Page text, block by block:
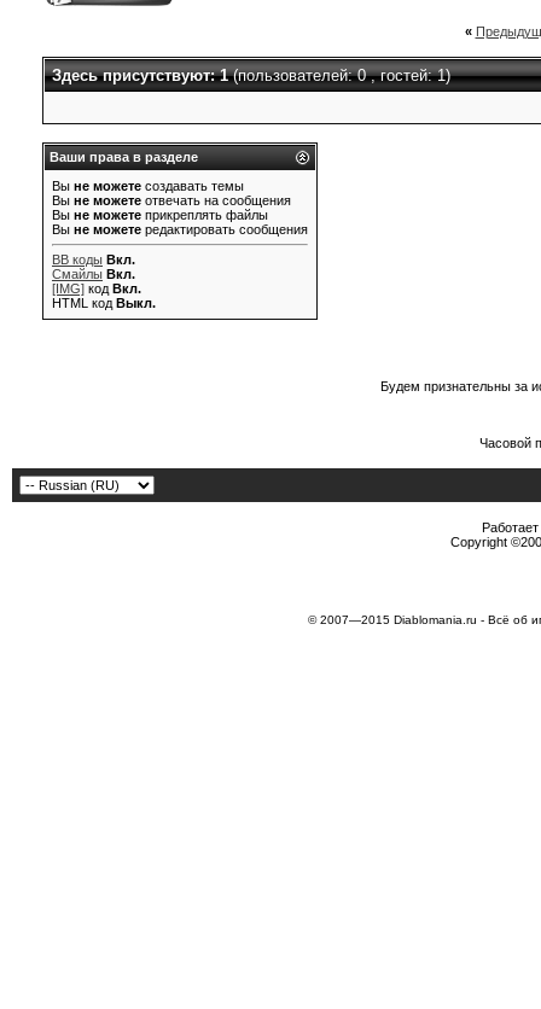
«
Здесь присутствуют: 1(пользователей: 0 , гостей: 1)
Ваши права в разделе
Вы не можете создавать темы
Вы не можете отвечать на сообщения
Вы не можете прикреплять файлы
Вы не можете редактировать сообщения
BB коды Вкл.
Смайлы Вкл.
[IMG] код Вкл.
HTML код Выкл.
Будем признательны за
Часовой
Copyright
© 2007—2015 Diablomania.ru - Всё об